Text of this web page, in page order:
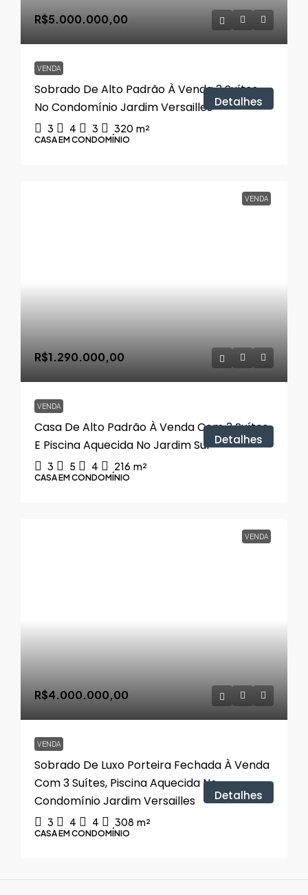
R$5.000.000,00
VENDA
Sobrado De Alto Padrão À Venda 3 Suítes
No Condomínio Jardim Versailles
3 4 3 320 m²
CASA EM CONDOMÍNIO
Detalhes
VENDA
R$1.290.000,00
VENDA
Casa De Alto Padrão À Venda Com 3 Suítes,
E Piscina Aquecida No Jardim Sul
3 5 4 216 m²
CASA EM CONDOMÍNIO
Detalhes
VENDA
R$4.000.000,00
VENDA
Sobrado De Luxo Porteira Fechada À Venda
Com 3 Suítes, Piscina Aquecida No
Condomínio Jardim Versailles
3 4 4 308 m²
CASA EM CONDOMÍNIO
Detalhes